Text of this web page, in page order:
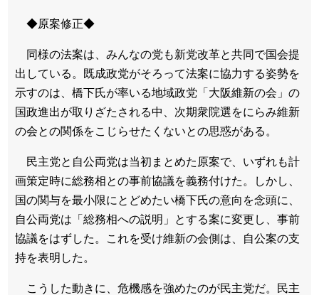
◆原案修正◆
同様の法案は、みんなの党も新党改革と共同で国会提
出している。既成政党がそろって法案に協力する姿勢を
示すのは、橋下氏が率いる地域政党「大阪維新の会」の
国政進出が取りざたされる中、次期衆院選をにらみ維新
の会との関係をこじらせたくないとの思惑がある。
民主党と自公両党は当初まとめた原案で、いずれも計
画策定時に総務相との事前協議を義務付けた。しかし、
国の関与を最小限にとどめたい橋下氏の意向を念頭に、
自公両党は「総務相への説明」とする案に変更し、事前
協議をはずした。これを受け維新の会側は、自公案の支
持を表明した。
こうした動きに、危機感を強めたのが民主党だ。民主